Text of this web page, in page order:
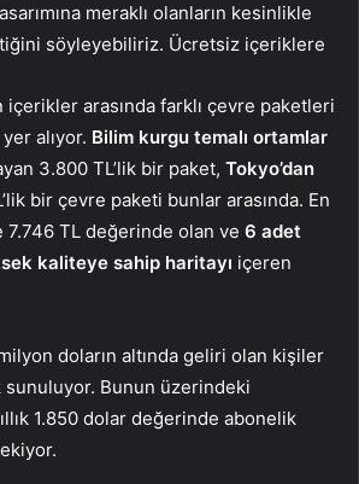
meraklı olanların kesinlikle
söyleyebiliriz. Ücretsiz içeriklere
arasında farklı çevre paketleri
alıyor. Bilim kurgu temalı ortamlar
3.800 TL’lik bir paket, Tokyo’dan
bir çevre paketi bunlar arasında. En
TL değerinde olan ve 6 adet
kaliteye sahip haritayı içeren
doların altında geliri olan kişiler
sunuluyor. Bunun üzerindeki
1.850 dolar değerinde abonelik